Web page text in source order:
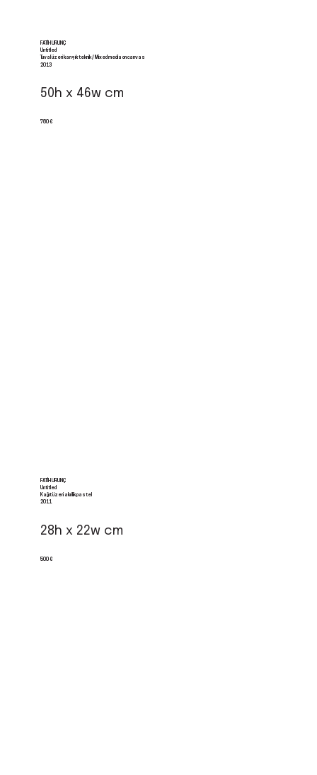
FATIH URUNÇ
Untitled
2013
50h x 46w cm
Tuval üzeri karışık teknik / Mixed media on canvas
780 €
FATIH URUNÇ
Untitled
2011
28h x 22w cm
Kağıt üzeri akrilik pastel
500 €